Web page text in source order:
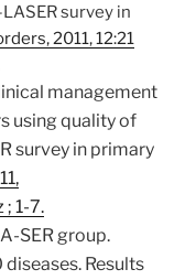
LASER survey in
2011, 12:21
management
using quality of
survey in primary
1-7.
SER group.
Results